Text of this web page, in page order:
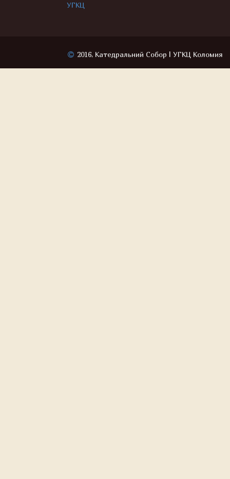
УГКЦ
2016, Катедральний Собор | УГКЦ Коломия